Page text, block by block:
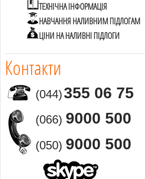
ТЕХНІЧНА ІНФОРМАЦІЯ
НАВЧАННЯ НАЛИВНИМ ПІДЛОГАМ
ЦІНИ НА НАЛИВНІ ПІДЛОГИ
Контакти
(044)355 06 75
(066) 9000 500
(050) 9000 500